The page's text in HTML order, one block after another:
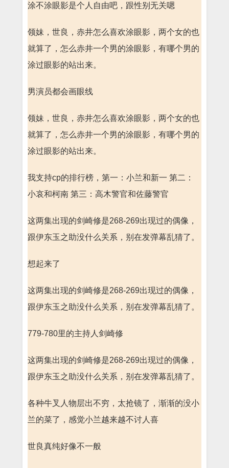
涂不涂眼影是个人自由吧，跟性别无关嗯
领妹，世良，赤井怎么喜欢涂眼影，两个女的也
就算了，怎么赤井一个男的涂眼影，有哪个男的
涂过眼影的站出来。
男演员都会画眼线
领妹，世良，赤井怎么喜欢涂眼影，两个女的也
就算了，怎么赤井一个男的涂眼影，有哪个男的
涂过眼影的站出来。
我支持cp的排行榜，第一：小兰和新一 第二：
小哀和柯南 第三：高木警官和佐藤警官
这两集出现的剑崎修是268-269出现过的偶像，
跟伊东玉之助没什么关系，别在发弹幕乱猜了。
想起来了
这两集出现的剑崎修是268-269出现过的偶像，
跟伊东玉之助没什么关系，别在发弹幕乱猜了。
779-780里的主持人剑崎修
这两集出现的剑崎修是268-269出现过的偶像，
跟伊东玉之助没什么关系，别在发弹幕乱猜了。
各种牛叉人物层出不穷，太抢镜了，渐渐的没小
兰的菜了，感觉小兰越来越不讨人喜
世良真纯好像不一般